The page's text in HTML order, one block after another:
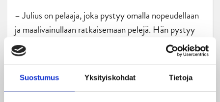
Suostumus Yksityiskohdat Tietoja
– Julius on pelaaja, joka pystyy omalla nopeudellaan
ja maalivainullaan ratkaisemaan pelejä. Hän pystyy
tekemään ratkaisevia suorituksia hyvällä
itseluottamuksella ja on ilman muuta iso pelaaja
meille, JYP-luotsi Pekka Tirkkonen kuvaili